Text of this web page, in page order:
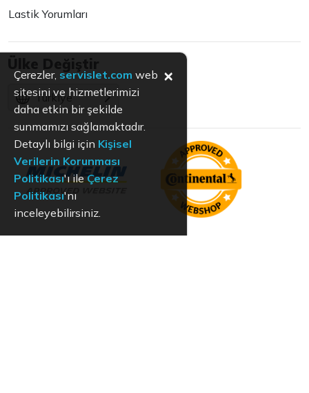
Lastik Yorumları
Türkiye
Çerezler, servislet.com web
sitesini ve hizmetlerimizi
daha etkin bir şekilde
sunmamızı sağlamaktadır.
Detaylı bilgi için Kişisel
Verilerin Korunması
Politikası'ı ileÇerez
Politikası'nı
inceleyebilirsiniz.
×